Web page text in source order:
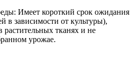
Имеет короткий срок ожидания
в зависимости от культуры),
растительных тканях и не
урожае.